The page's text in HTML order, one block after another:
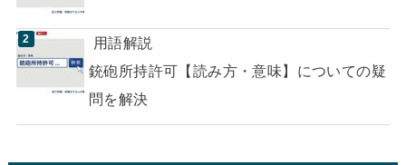
用語解説
銃砲所持許可【読み方・意味】についての疑
問を解決